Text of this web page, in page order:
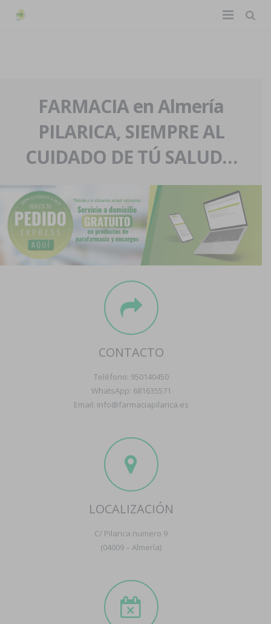
La farmacia
Nuestra historia
Nuestro equipo
Eventos
Servicios y reservas
Pedidos express
Blog
Contacto
Boletín
FARMACIA en Almería
PILARICA, SIEMPRE AL
CUIDADO DE TÚ SALUD…
CONTACTO
Teléfono: 950140450
WhatsApp: 681635571
Email: info@farmaciapilarica.es
LOCALIZACIÓN
C/ Pilarica numero 9
(04009 – Almería)